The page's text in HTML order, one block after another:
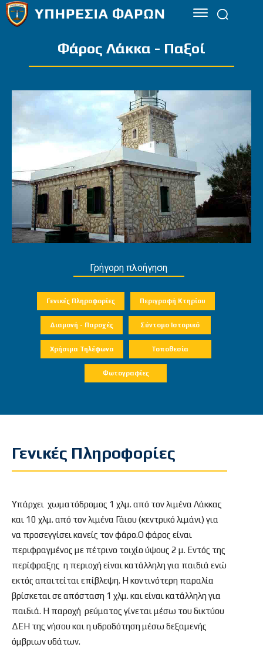
Φάρος Λάκκα - Παξοί
Γρήγορη πλοήγηση
Γενικές Πληροφορίες Περιγραφή Κτηρίου
Διαμονή - Παροχές Σύντομο Ιστορικό
Χρήσιμα Τηλέφωνα Τοποθεσία
Φωτογραφίες
Γενικές Πληροφορίες
Υπάρχει χωματόδρομος 1 χλμ. από τον λιμένα Λάκκας
και 10 χλμ. από τον λιμένα Γάιου (κεντρικό λιμάνι) για
να προσεγγίσει κανείς τον φάρο.Ο φάρος είναι
περιφραγμένος με πέτρινο τοιχίο ύψους 2 μ. Εντός της
περίφραξης η περιοχή είναι κατάλληλη για παιδιά ενώ
εκτός απαιτείται επίβλεψη. Η κοντινότερη παραλία
βρίσκεται σε απόσταση 1 χλμ. και είναι κατάλληλη για
παιδιά. Η παροχή ρεύματος γίνεται μέσω του δικτύου
ΔΕΗ της νήσου και η υδροδότηση μέσω δεξαμενής
όμβριων υδάτων.